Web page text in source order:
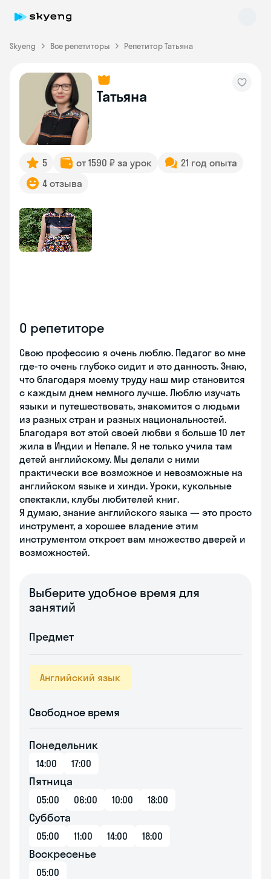
Skyeng Все репетиторы Репетитор Татьяна
Татьяна
5 от 1590 ₽ за урок
21 год опыта
4 отзыва
О репетиторе
Свою профессию я очень люблю. Педагог во мне
где-то очень глубоко сидит и это данность. Знаю,
что благодаря моему труду наш мир становится
с каждым днем немного лучше. Люблю изучать
языки и путешествовать, знакомится с людьми
из разных стран и разных национальностей.
Благодаря вот этой своей любви я больше 10 лет
жила в Индии и Непале. Я не только учила там
детей английскому. Мы делали с ними
практически все возможное и невозможные на
английском языке и хинди. Уроки, кукольные
спектакли, клубы любителей книг.
Я думаю, знание английского языка — это просто
инструмент, а хорошее владение этим
инструментом откроет вам множество дверей и
возможностей.
Выберите удобное время для
занятий
Предмет
Английский язык
Свободное время
Понедельник
14:00 17:00
Пятница
05:00 06:00 10:00 18:00
Суббота
05:00 11:00 14:00 18:00
Воскресенье
05:00
Skyeng Chat
online